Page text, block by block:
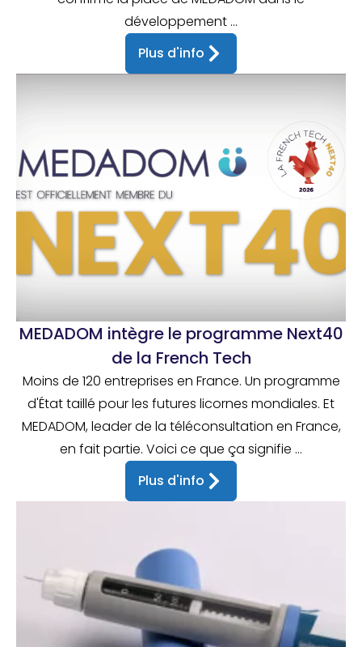
développement ...
Plus d'info
MEDADOM intègre le programme Next40
de la French Tech
Moins de 120 entreprises en France. Un programme
d'État taillé pour les futures licornes mondiales. Et
MEDADOM, leader de la téléconsultation en France,
en fait partie. Voici ce que ça signifie ...
Plus d'info